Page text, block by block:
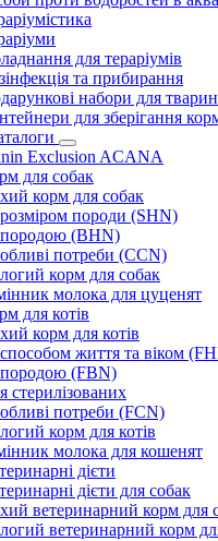
для тераріумів
та прибирання
набори для тварин
для зберігання
Exclusion ACANA
для собак
корм для собак
породи (SHN)
(BHN)
потреби (CCN)
корм для собак
молока для цуценят
для котів
корм для котів
життя та віком
(FBN)
стерилізованих
потреби (FCN)
корм для котів
молока для кошенят
дієти
дієти для собак
ветеринарний корм для
ветеринарний корм